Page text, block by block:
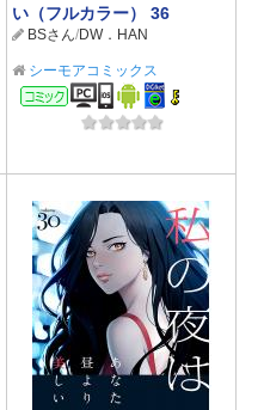
い（フルカラー） 36
BSさん/DW．HAN
シーモアコミックス
コミック